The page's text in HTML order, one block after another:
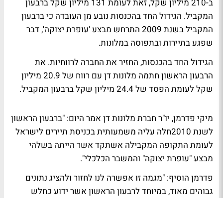
ב-210 מיליון שקל, זאת לעומת 131 מיליון שקל ברבעון
המקביל. הגידול החד בהכנסות נובע מן העובדה כי ברבעון
המקביל בשנת 2009 התרחש מבצע 'עופרת יצוקה', דבר
שפגע בתיירות ובתפוסה במלונות.
הגידול החד בהכנסות, החזיר את החברה לרווחיות. את
הרבעון הראשון חתמה מלונות דן עם רווח של 20.9 מיליון
שקל לעומת הפסד של 24.4 מיליון שקל ברבעון המקביל.
מיקי פדרמן, יו"ר חברת מלונות דן אמר היום: "ברבעון הראשון
לשנת 2010חלה עליה משמעותית בכניסת תיירים לישראל
לעומת התקופה המקבילה אשתקד אשר הייתה בשלהי
מבצע "עופרת יצוקה" והמשבר הכלכלי".
פדרמן הוסיף: "מגמה זו אפשרה לנו לחזור ולהציג נתונים
גבוהים מאוד, במיוחד לרבעון הראשון אשר ידוע כחלש